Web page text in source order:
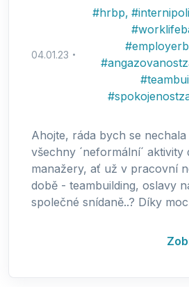
04.01.23
#hrbp, #
#
#
#
#
#
Ahojte, ráda bych se
všechny ´neformální´ aktivity
manažery, ať už v pracovní
době - teambuilding, oslavy
společné snídaně..? Díky